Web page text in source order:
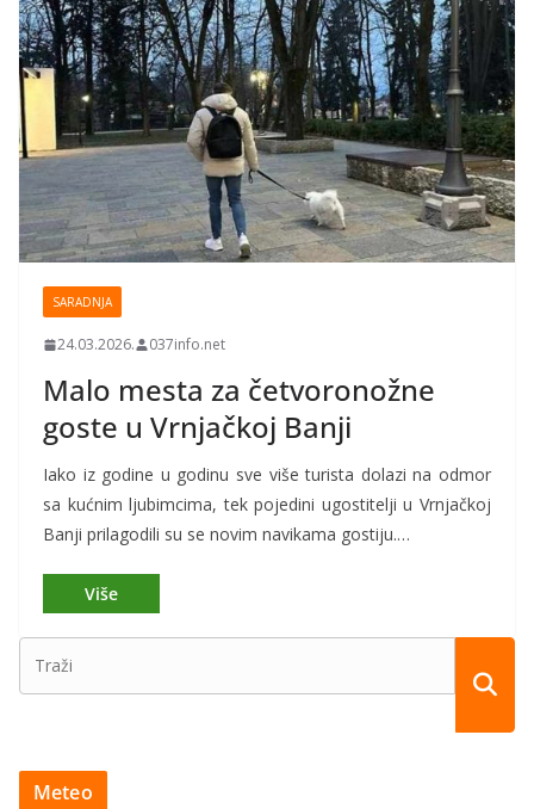
SARADNJA
24.03.2026. 037info.net
Malo mesta za četvoronožne
goste u Vrnjačkoj Banji
Iako iz godine u godinu sve više turista dolazi na odmor
sa kućnim ljubimcima, tek pojedini ugostitelji u Vrnjačkoj
Banji prilagodili su se novim navikama gostiju.…
Meteo